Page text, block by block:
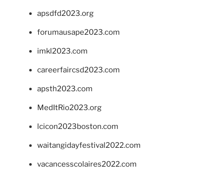
apsdfd2023.org
forumausape2023.com
imkl2023.com
careerfaircsd2023.com
apsth2023.com
MedItRio2023.org
lcicon2023boston.com
waitangidayfestival2022.com
vacancesscolaires2022.com